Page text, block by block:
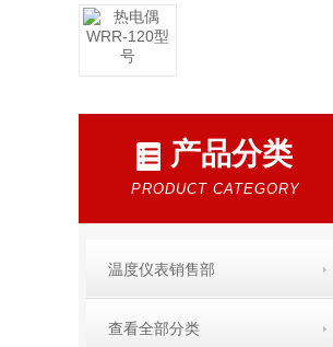
产品分类
PRODUCT CATEGORY
温度仪表销售部
查看全部分类